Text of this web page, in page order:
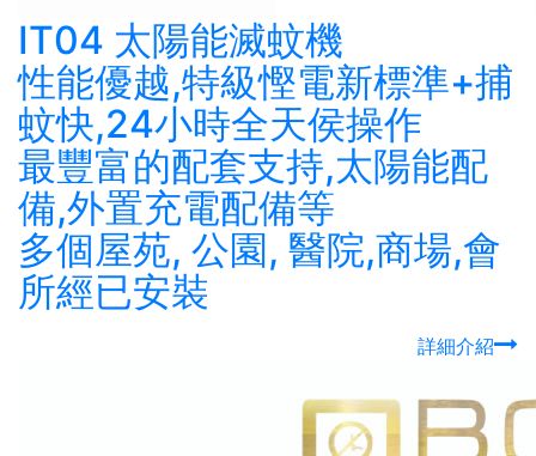
IT04 太陽能滅蚊機
性能優越,特級慳電新標準+捕
蚊快,24小時全天侯操作
最豐富的配套支持,太陽能配
備,外置充電配備等
多個屋苑, 公園, 醫院,商場,會
所經已安裝
詳細介紹